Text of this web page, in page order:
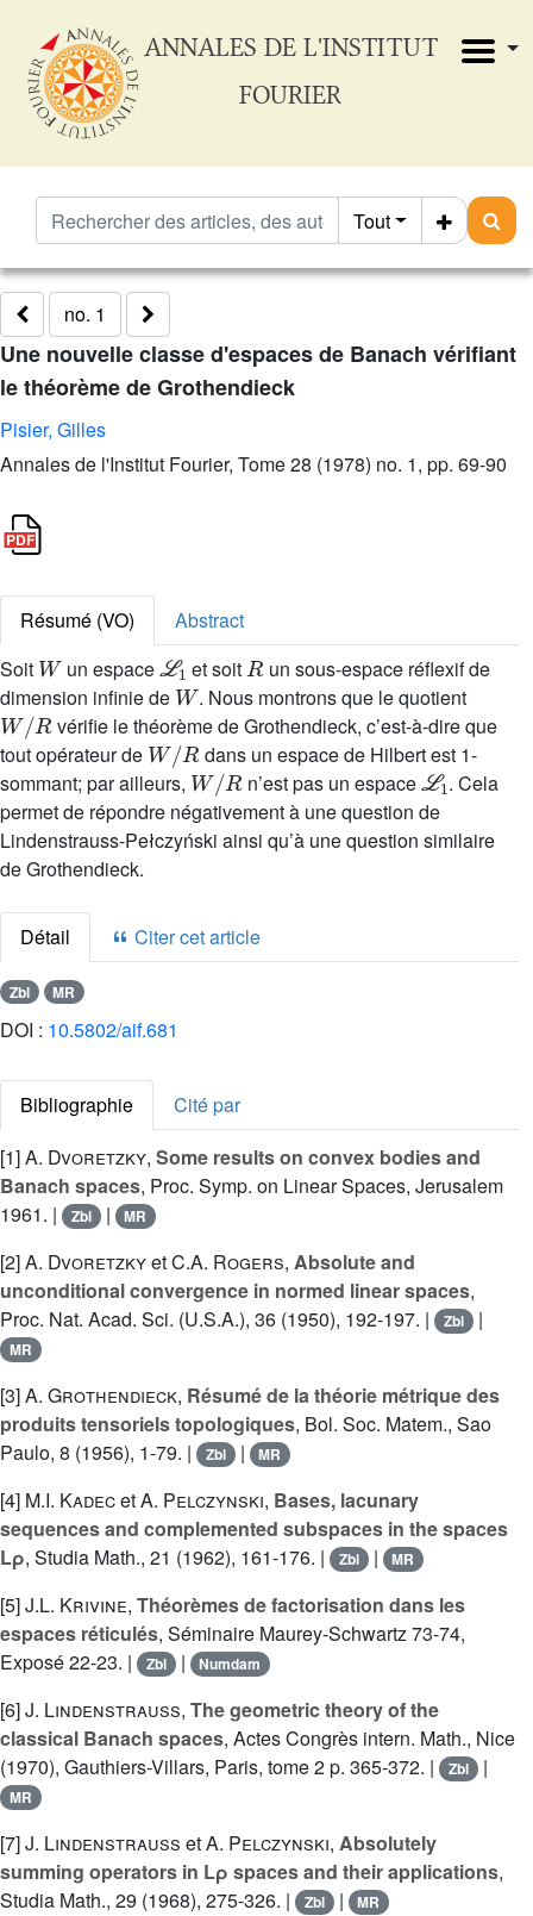
ANNALES DE L'INSTITUT
FOURIER
Tout
no. 1
Une nouvelle classe d'espaces de Banach vérifiant
le théorème de Grothendieck
Pisier, Gilles
Annales de l'Institut Fourier, Tome 28 (1978) no. 1, pp. 69-90
Résumé (VO)
Abstract
Soit
un espace
ℒ1
et soit
R
un sous-espace réflexif de
dimension infinie de
W
. Nous montrons que le quotient
W/R
vérifie le théorème de Grothendieck, c’est-à-dire que
tout opérateur de
W/R
dans un espace de Hilbert est 1-
sommant; par ailleurs,
W/R
n’est pas un espace
ℒ1
. Cela
permet de répondre négativement à une question de
Lindenstrauss-Pełczyński ainsi qu’à une question similaire
de Grothendieck.
Détail Citer cet article
Zbl MR
DOI : 10.5802/aif.681
Bibliographie
Cité par
[1]A. Dvoretzky, Some results on convex bodies and
Banach spaces, Proc. Symp. on Linear Spaces, Jerusalem
1961. |
Zbl | MR
[2]A. DvoretzkyetC.A. Rogers, Absolute and
unconditional convergence in normed linear spaces,
Proc. Nat. Acad. Sci. (U.S.A.), 36 (1950), 192-197. |
Zbl |
MR
[3]A. Grothendieck, Résumé de la théorie métrique des
produits tensoriels topologiques, Bol. Soc. Matem., Sao
Paulo, 8 (1956), 1-79. |
Zbl | MR
[4] M.I. KadecetA. Pelczynski, Bases, lacunary
sequences and complemented subspaces in the spaces
Lρ, Studia Math., 21 (1962), 161-176. | Zbl | MR
[5]J.L. Krivine, Théorèmes de factorisation dans les
espaces réticulés, Séminaire Maurey-Schwartz 73-74,
Exposé 22-23. |
Zbl | Numdam
[6]J. Lindenstrauss, The geometric theory of the
classical Banach spaces, Actes Congrès intern. Math., Nice
(1970), Gauthiers-Villars, Paris, tome 2 p. 365-372. |
Zbl |
MR
[7]J. Lindenstrauss etA. Pelczynski, Absolutely
summing operators in Lρ spaces and their applications,
Studia Math., 29 (1968), 275-326. |
Zbl | MR